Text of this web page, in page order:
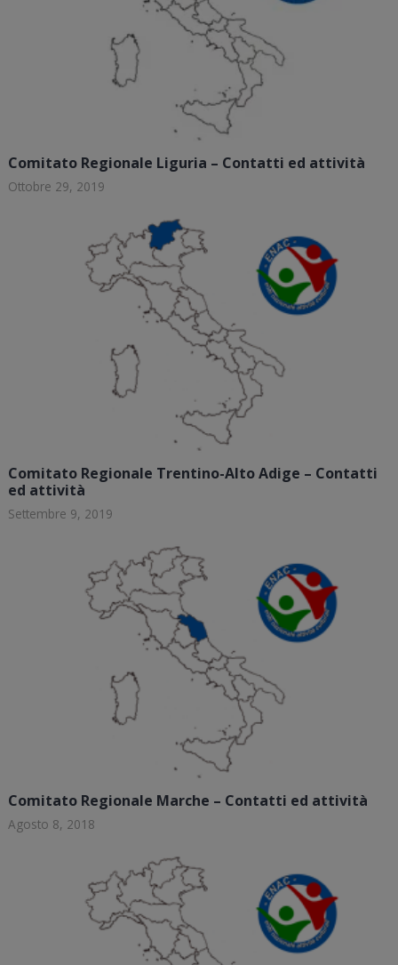
Comitato Regionale Liguria – Contatti ed attività
Ottobre 29, 2019
Comitato Regionale Trentino-Alto Adige – Contatti
ed attività
Settembre 9, 2019
Comitato Regionale Marche – Contatti ed attività
Agosto 8, 2018